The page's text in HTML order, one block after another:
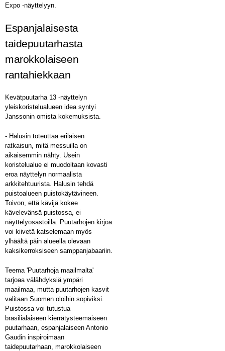
Expo -näyttelyyn.
Espanjalaisesta
taidepuutarhasta
marokkolaiseen
rantahiekkaan
Kevätpuutarha 13 -näyttelyn
yleiskoristelualueen idea syntyi
Janssonin omista kokemuksista.
- Halusin toteuttaa erilaisen
ratkaisun, mitä messuilla on
aikaisemmin nähty. Usein
koristelualue ei muodoltaan kovasti
eroa näyttelyn normaalista
arkkitehtuurista. Halusin tehdä
puistoalueen puistokäytävineen.
Toivon, että kävijä kokee
kävelevänsä puistossa, ei
näyttelyosastoilla. Puutarhojen kirjoa
voi kiivetä katselemaan myös
ylhäältä päin alueella olevaan
kaksikerroksiseen samppanjabaariin.
Teema 'Puutarhoja maailmalta'
tarjoaa välähdyksiä ympäri
maailmaa, mutta puutarhojen kasvit
valitaan Suomen oloihin sopiviksi.
Puistossa voi tutustua
brasilialaiseen kierrätysteemaiseen
puutarhaan, espanjalaiseen Antonio
Gaudin inspiroimaan
taidepuutarhaan, marokkolaiseen